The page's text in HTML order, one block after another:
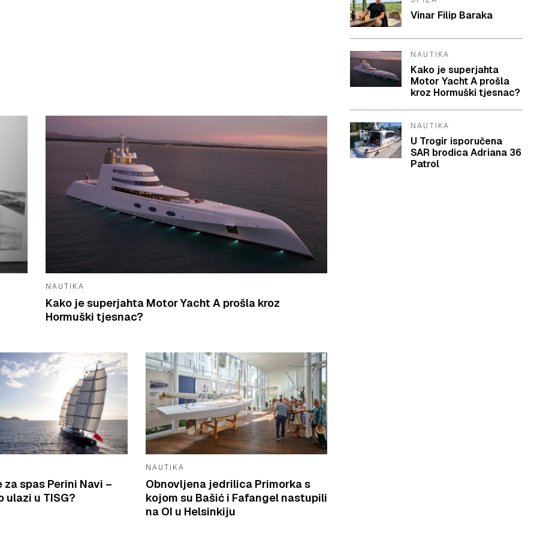
NAUTIKA
Kako je superjahta Motor Yacht A prošla kroz
Hormuški tjesnac?
za spas Perini Navi –
ulazi u TISG?
NAUTIKA
Obnovljena jedrilica Primorka s
kojom su Bašić i Fafangel nastupili
na OI u Helsinkiju
Vinar Filip Baraka
NAUTIKA
Kako je superjahta
Motor Yacht A prošla
kroz Hormuški tjesnac?
NAUTIKA
U Trogir isporučena
SAR brodica Adriana 36
Patrol